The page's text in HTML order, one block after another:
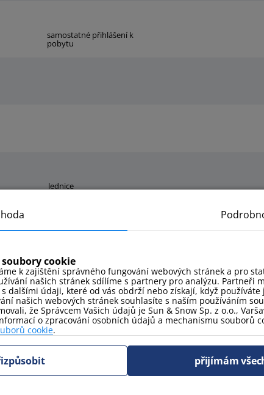
samostatné přihlášení k
pobytu
lednice
cookie
k zajištění správného fungování webových stránek a pro
našich stránek sdílíme s partnery pro analýzu. Partneři
dalšími údaji, které od vás obdrží nebo získají, když používáte
našich webových stránek souhlasíte s naším používáním
že Správcem Vašich údajů je Sun & Snow Sp. z o.o.,
o zpracování osobních údajů a mechanismu souborů
cookie.
přijímám